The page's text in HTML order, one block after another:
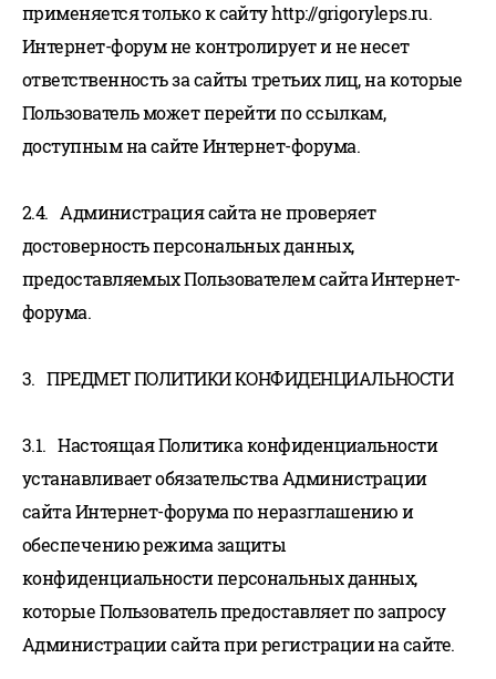
применяется только к сайту http://grigoryleps.ru.
Интернет-форум не контролирует и не несет
ответственность за сайты третьих лиц, на которые
Пользователь может перейти по ссылкам,
доступным на сайте Интернет-форума.
2.4. Администрация сайта не проверяет
достоверность персональных данных,
предоставляемых Пользователем сайта Интернет-
форума.
3. ПРЕДМЕТ ПОЛИТИКИ КОНФИДЕНЦИАЛЬНОСТИ
3.1. Настоящая Политика конфиденциальности
устанавливает обязательства Администрации
сайта Интернет-форума по неразглашению и
обеспечению режима защиты
конфиденциальности персональных данных,
которые Пользователь предоставляет по запросу
Администрации сайта при регистрации на сайте.